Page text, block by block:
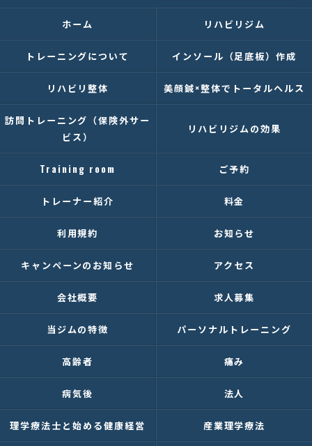
ホーム リハビリジム
トレーニングについて インソール（足底板）作成
リハビリ整体 美顔鍼×整体でトータルヘルス
訪問トレーニング（保険外サー
ビス）
リハビリジムの効果
Training room ご予約
トレーナー紹介 料金
利用規約 お知らせ
キャンペーンのお知らせ アクセス
会社概要 求人募集
当ジムの特徴 パーソナルトレーニング
高齢者 痛み
病気後 法人
理学療法士と始める健康経営 産業理学療法